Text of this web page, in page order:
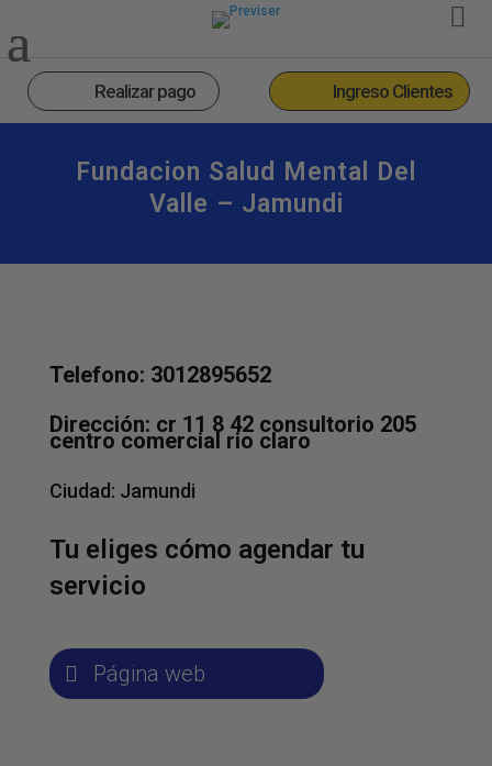
Realizar pago Ingreso Clientes
Fundacion Salud Mental Del
Valle – Jamundi
Telefono: 3012895652
Dirección: cr 11 8 42 consultorio 205
centro comercial rio claro
Ciudad: Jamundi
Tu eliges cómo agendar tu
servicio
Página web